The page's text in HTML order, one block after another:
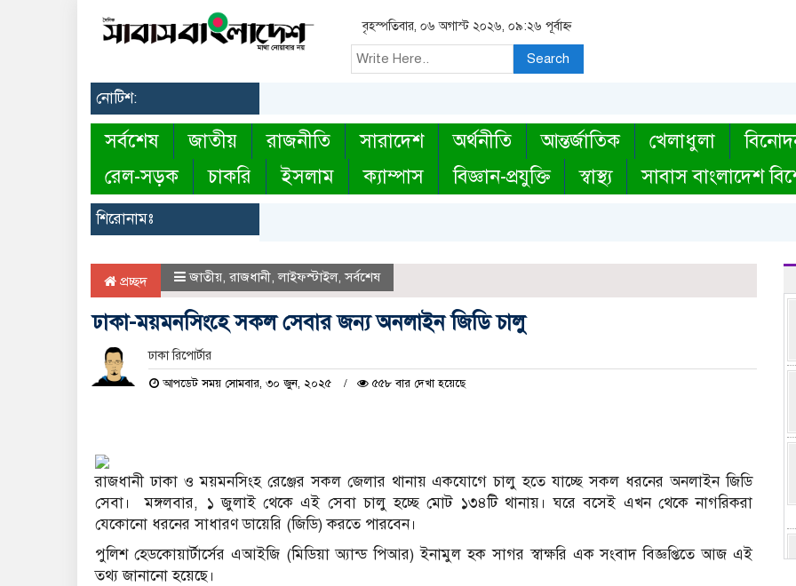
বৃহস্পতিবার, ০৬ অগাস্ট ২০২৬, ০৯:২৬ পূর্বাহ্ন
Search
নোটিশ:
সর্বশেষ জাতীয় রাজনীতি সারাদেশ অর্থনীতি আন্তর্জাতিক খেলাধুলা
রেল-সড়ক
চাকরি ইসলাম ক্যাম্পাস বিজ্ঞান-প্রযুক্তি স্বাস্থ্য সাবাস বাংলাদেশ
শিরোনামঃ
প্রচ্ছদ জাতীয়, রাজধানী,লাইফস্টাইল,সর্বশেষ
ঢাকা-ময়মনসিংহে সকল সেবার জন্য অনলাইন জিডি চালু
ঢাকা রিপোর্টার
আপডেট সময় সোমবার, ৩০ জুন, ২০২৫ ৫৫৮ বার দেখা হয়েছে
রাজধানী ঢাকা ও ময়মনসিংহ রেঞ্জের সকল জেলার থানায় একযোগে চালু হতে যাচ্ছে সকল ধরনের অনলাইন জিডি
সেবা। মঙ্গলবার, ১ জুলাই থেকে এই সেবা চালু হচ্ছে মোট ১৩৪টি থানায়। ঘরে বসেই এখন থেকে নাগরিকরা
যেকোনো ধরনের সাধারণ ডায়েরি (জিডি) করতে পারবেন।
পুলিশ হেডকোয়ার্টার্সের এআইজি (মিডিয়া অ্যান্ড পিআর) ইনামুল হক সাগর স্বাক্ষরি এক সংবাদ বিজ্ঞপ্তিতে আজ এই
তথ্য জানানো হয়েছে।